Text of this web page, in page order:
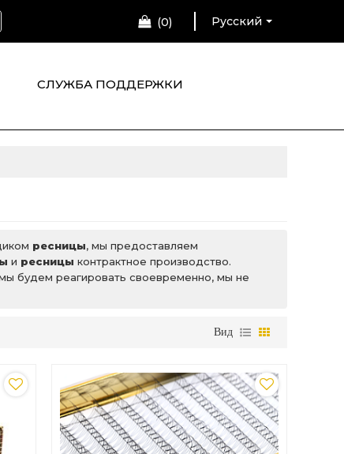
0 Русский
СЛУЖБА ПОДДЕРЖКИ
ресницы, мы предоставляем
и ресницы контрактное производство.
будем реагировать своевременно, мы не
Вид